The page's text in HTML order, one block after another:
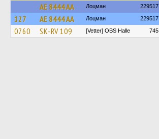
AE 8444 AA Лоцман 229517
127 AE 8444 AA Лоцман 229517
0760 SK-RV 109 [Vetter] OBS Halle 745